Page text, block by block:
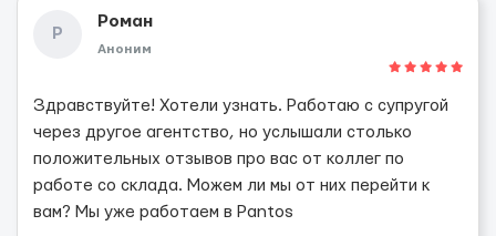
Р
Роман
Аноним
Здравствуйте! Хотели узнать. Работаю с супругой
через другое агентство, но услышали столько
положительных отзывов про вас от коллег по
работе со склада. Можем ли мы от них перейти к
вам? Мы уже работаем в Pantos